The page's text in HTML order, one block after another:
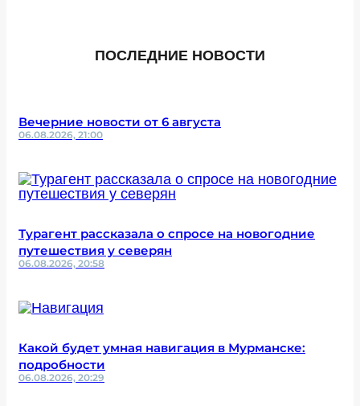
ПОСЛЕДНИЕ НОВОСТИ
Вечерние новости от 6 августа
06.08.2026, 21:00
Турагент рассказала о спросе на новогодние
путешествия у северян
06.08.2026, 20:58
Какой будет умная навигация в Мурманске:
подробности
06.08.2026, 20:29